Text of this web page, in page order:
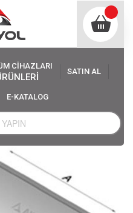
CİHAZLARI
SATIN AL
E-KATALOG
Kovası Çeşitleri